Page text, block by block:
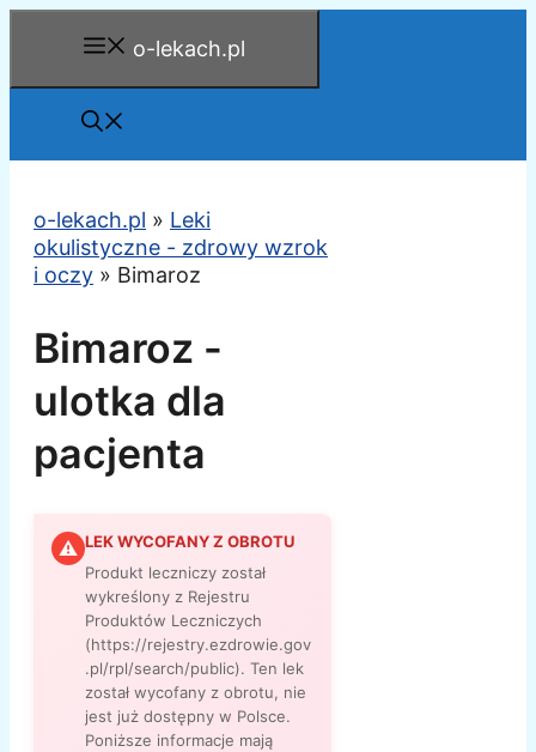
o-lekach.pl
o-lekach.pl » Leki
okulistyczne - zdrowy wzrok
i oczy » Bimaroz
Bimaroz -
ulotka dla
pacjenta
⚠ LEK WYCOFANY Z OBROTU
Produkt leczniczy został
wykreślony z Rejestru
Produktów Leczniczych
(https://rejestry.ezdrowie.gov
.pl/rpl/search/public). Ten lek
został wycofany z obrotu, nie
jest już dostępny w Polsce.
Poniższe informacje mają